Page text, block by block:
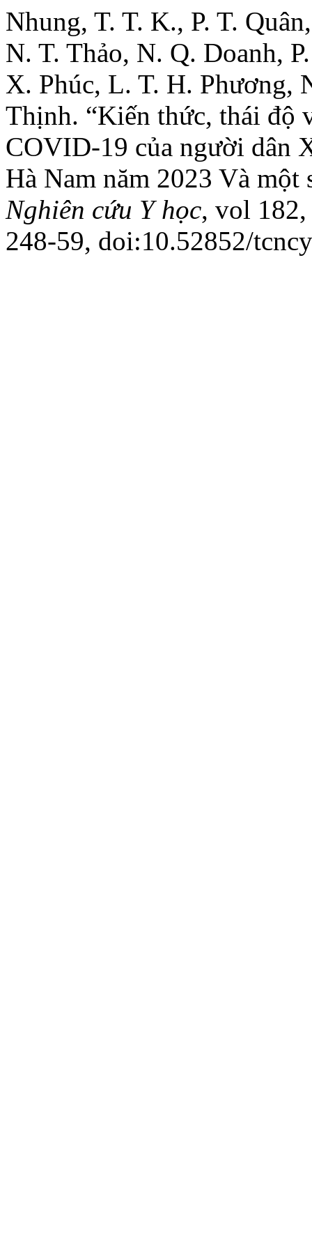
Nhung, T. T. K., P. T.
N. T. Thảo, N. Q. Doanh,
X. Phúc, L. T. H. Phương,
Thịnh. “Kiến thức, thái độ
COVID-19 của người dân
Hà Nam năm 2023 Và
Nghiên cứu Y học, vol
248-59, doi:10.52852/